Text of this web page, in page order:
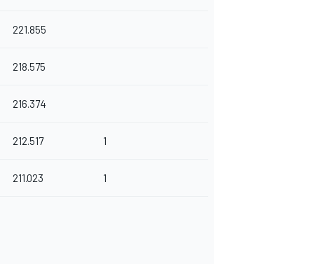
221.855
218.575
216.374
212.517 1
211.023 1